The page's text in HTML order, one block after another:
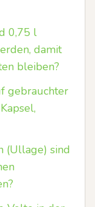
0,75 l
damit
bleiben?
gebrauchter
(Ullage) sind